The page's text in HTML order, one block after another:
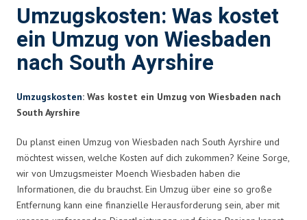
Umzugskosten: Was kostet
ein Umzug von Wiesbaden
nach South Ayrshire
Umzugskosten: Was kostet ein Umzug von Wiesbaden nach
South Ayrshire
Du planst einen Umzug von Wiesbaden nach South Ayrshire und
möchtest wissen, welche Kosten auf dich zukommen? Keine Sorge,
wir von Umzugsmeister Moench Wiesbaden haben die
Informationen, die du brauchst. Ein Umzug über eine so große
Entfernung kann eine finanzielle Herausforderung sein, aber mit